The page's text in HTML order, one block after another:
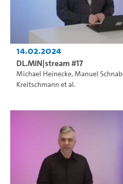
14.02.2024
DL.MIN|stream #17
Michael Heinecke,Manuel
Kreitschmann et al.